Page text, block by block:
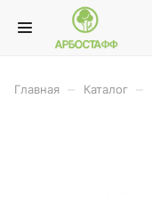
Главная Каталог